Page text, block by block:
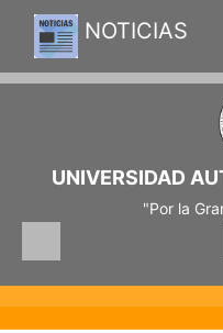
NOTICIAS
UNIVERSIDAD
"Por la